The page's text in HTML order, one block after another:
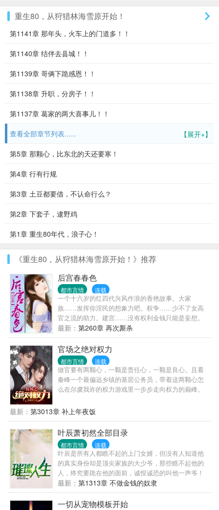
重生80，从狩猎林海雪原开始！
第1141章 那年头，火车上的门道多！！
第1140章 结伴去县城！！
第1139章 哥俩下跪感恩！！
第1138章 升职，分房子！！
第1137章 葛家的两大喜事儿！！
【展开+】
查看全部章节列表......
第5章 那颗心，比东北的天还要寒！
第4章 行有行规
第3章 土豆都要借，不认命行么？
第2章 下套子，逮野鸡
第1章 重生80年代，浪子心！
《重生80，从狩猎林海雪原开始！》推荐
后宫春春色
都市言情 连载
一个十六岁的红四代兴风作浪的香艳故事。大家
族……发挥你淫民的想象力吧。权争……少不了女高
官之流的助力。建宫……没有权利金钱只能是妄想。
后宫……少了莉，师，妇，空，护，洋，星，偷等等
等等还叫宫吗？ 陈老师出品必属精品，请大家放心收
藏支持，一定会给你们意料外的惊喜！
最新： 第260章 再次厮杀
官场之绝对权力
都市言情 连载
做官要有两颗心，一颗是责任心，一颗是良心。且看
秦峰一个最偏远乡镇的基层公务员，带着这两颗心怎
么在尔虞我诈的权力游戏里一步步走向权力的巅峰。
最新： 第3013章 补上年夜饭
叶辰萧初然全部目录
都市言情 连载
叶辰是所有人都瞧不起的上门女婿，但没有人知道他
的真实身份却是顶尖家族的大少爷，那些瞧不起他的
人，终究要跪在他的面前，诚惶诚恐的叫他一声爷！
最新： 第1313章 不做金钱的奴隶
一切从宠物模板开始